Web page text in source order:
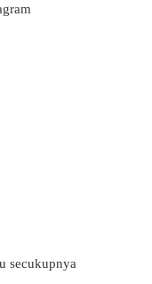
secukupnya